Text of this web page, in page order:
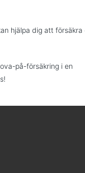
hjälpa dig att försäkra
på-försäkring i en